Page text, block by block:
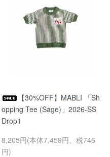
【30%OFF】MABLI 「Sh
opping Tee (Sage)」2026-SS
Drop1
8,205円(本体7,459円、税746
円)